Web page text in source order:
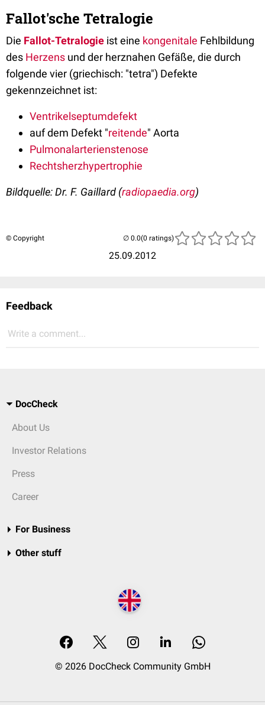
Fallot'sche Tetralogie
Die Fallot-Tetralogie ist eine kongenitale Fehlbildung
des Herzens und der herznahen Gefäße, die durch
folgende vier (griechisch: "tetra") Defekte
gekennzeichnet ist:
Ventrikelseptumdefekt
auf dem Defekt "reitende" Aorta
Pulmonalarterienstenose
Rechtsherzhypertrophie
Bildquelle: Dr. F. Gaillard (radiopaedia.org)
© Copyright
25.09.2012
(0 ratings)
Feedback
Write a comment...
DocCheck
About Us
Investor Relations
Press
Career
For Business
Other stuff
© 2026 DocCheck Community GmbH